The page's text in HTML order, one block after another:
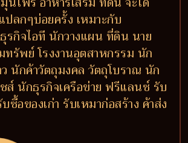
ลกๆบ่อยครั้ง เหมาะกับ
รกิจไอที นักวางแผน ที่ดิน นาย
รัพย์ โรงงานอุตสาหกรรม นัก
นักค้าวัตถุมงคล วัตถุโบราณ นัก
ส์ นักธุรกิจเครือข่าย ฟรีแลนซ์ รับ
อของเก่า รับเหมาก่อสร้าง ค้าส่ง